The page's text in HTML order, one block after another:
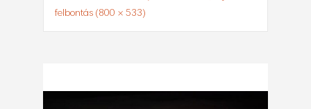
felbontás (800 × 533)